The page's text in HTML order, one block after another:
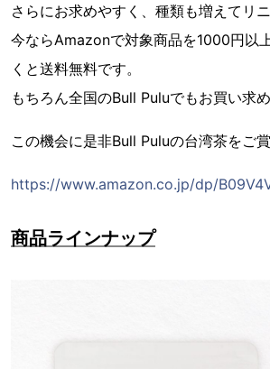
さらにお求めやすく、種類も増えてリニ
今ならAmazonで対象商品を1000円以
くと送料無料です。
もちろん全国のBull Puluでもお買い求
この機会に是非Bull Puluの台湾茶をご賞
https://www.amazon.co.jp/dp/
商品ラインナップ